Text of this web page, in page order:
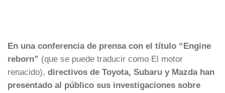
En una conferencia de prensa con el título “Engine
reborn” (que se puede traducir como El motor
renacido), directivos de Toyota, Subaru y Mazda han
presentado al público sus investigaciones sobre